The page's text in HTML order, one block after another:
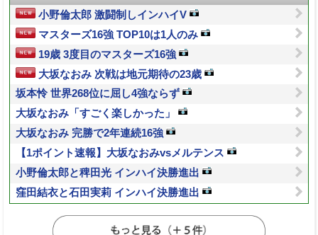
小野倫太郎 激闘制しインハイV
マスターズ16強 TOP10は1人のみ
19歳 3度目のマスターズ16強
大坂なおみ 次戦は地元期待の23歳
坂本怜 世界268位に屈し4強ならず
大坂なおみ「すごく楽しかった」
大坂なおみ 完勝で2年連続16強
【1ポイント速報】大坂なおみvsメルテンス
小野倫太郎と稗田光 インハイ決勝進出
窪田結衣と石田実莉 インハイ決勝進出